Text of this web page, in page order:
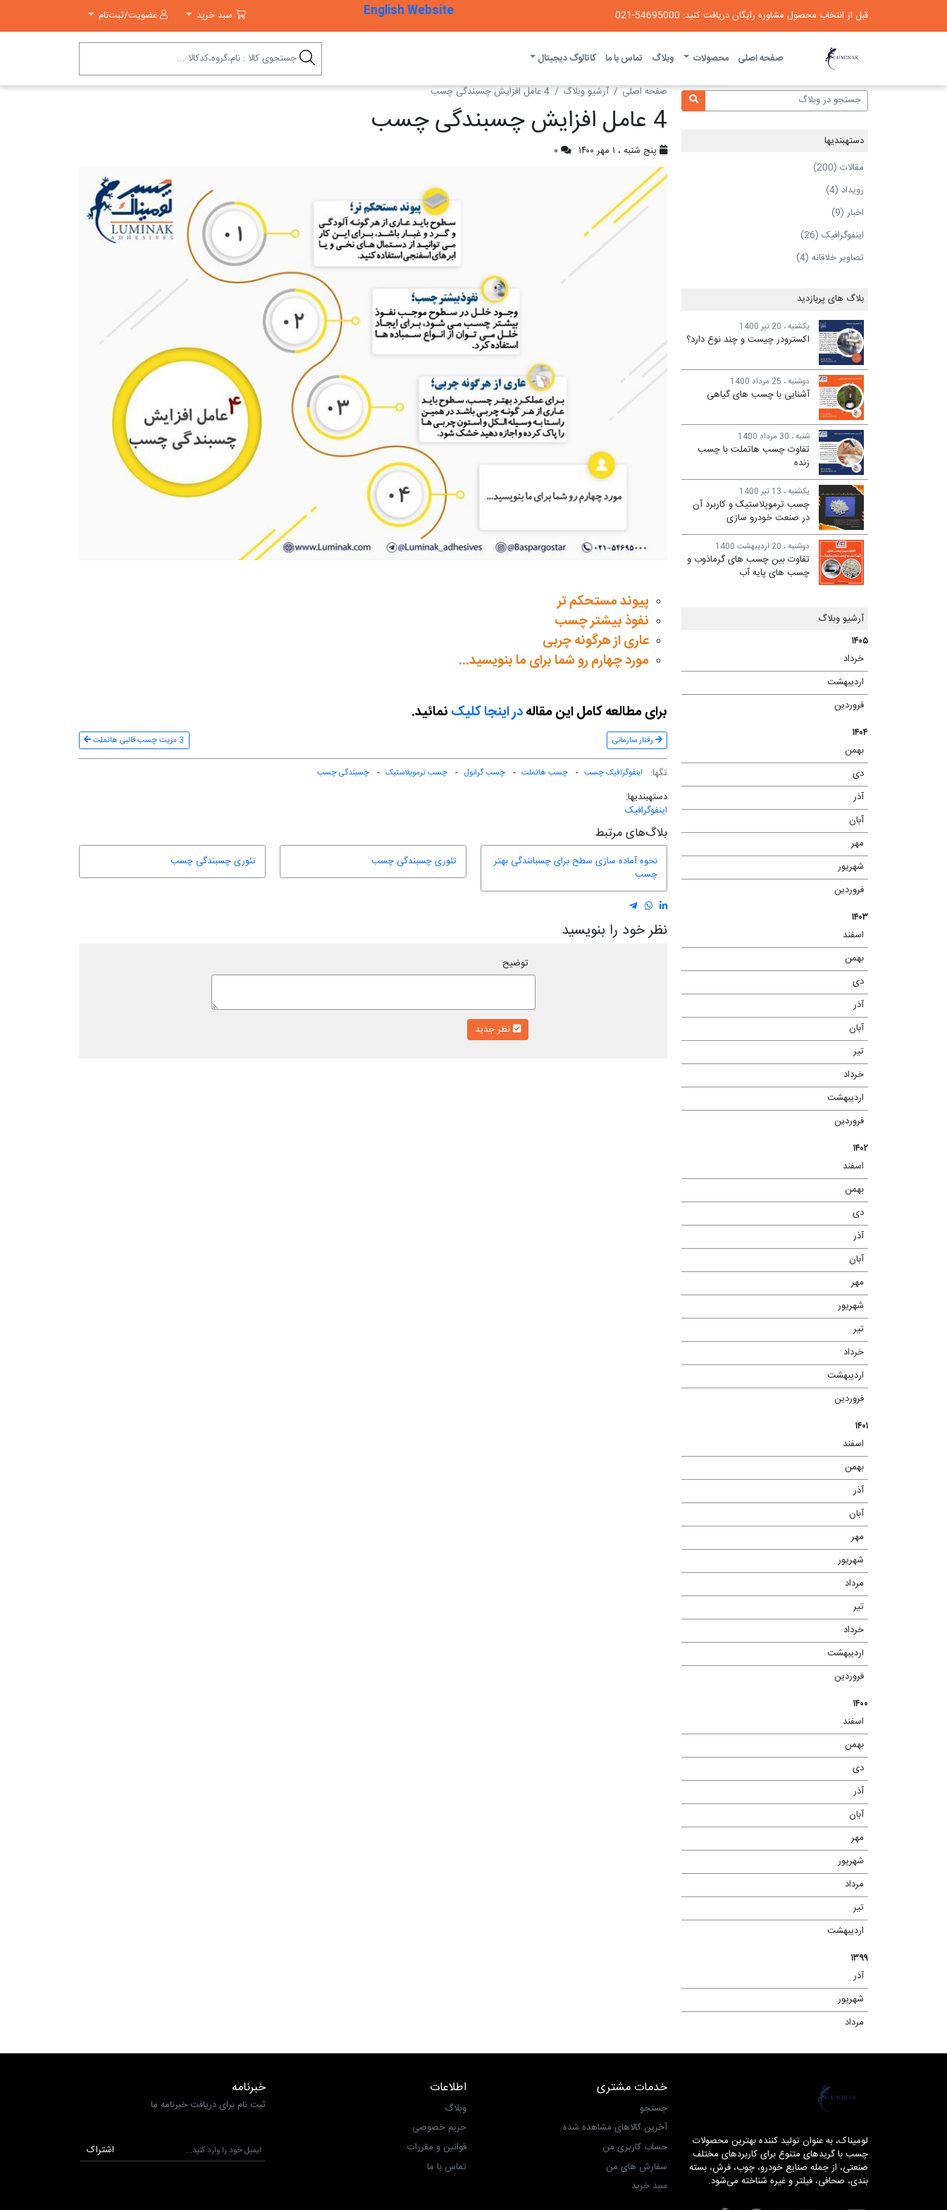
قبل از انتخاب محصول مشاوره رایگان دریافت کنید: 54695000-021 English Website سبد خرید
سبد خرید عضویت/ثبت‌نام
صفحه اصلی محصولات وبلاگ تماس با ما کاتالوگ دیجیتال
دسته‎بندی‎ها
مقالات (200)
رویداد (4)
اخبار (9)
اینفوگرافیک (26)
تصاویر خلاقانه (4)
بلاگ های پربازدید
یکشنبه ، 20 تیر 1400
اکسترودر چیست و چند نوع دارد؟
دوشنبه ، 25 مرداد 1400
آشنایی با چسب های گیاهی
شنبه ، 30 مرداد 1400
تفاوت چسب هاتملت با چسب
زنده
یکشنبه ، 13 تیر 1400
چسب ترموپلاستیک و کاربرد آن
در صنعت خودرو سازی
دوشنبه ، 20 اردیبهشت 1400
تفاوت بین چسب های گرماذوب و
چسب های پایه آب
آرشیو وبلاگ
۱۴۰۵
خرداد
اردیبهشت
فروردین
۱۴۰۴
بهمن
دی
آذر
آبان
مهر
شهریور
فروردین
۱۴۰۳
اسفند
بهمن
دی
آذر
آبان
تیر
خرداد
اردیبهشت
فروردین
۱۴۰۲
اسفند
بهمن
دی
آذر
آبان
مهر
شهریور
تیر
خرداد
اردیبهشت
فروردین
۱۴۰۱
اسفند
بهمن
آذر
آبان
مهر
شهریور
مرداد
تیر
خرداد
اردیبهشت
فروردین
۱۴۰۰
اسفند
بهمن
دی
آذر
آبان
مهر
شهریور
مرداد
تیر
اردیبهشت
۱۳۹۹
آذر
شهریور
مرداد
صفحه اصلی آرشیو وبلاگ 4 عامل افزایش چسبندگی چسب
4 عامل افزایش چسبندگی چسب
پنج شنبه ، ۱ مهر ۱۴۰۰
پیوند مستحکم تر
نفوذ بیشتر چسب
عاری از هرگونه چربی
مورد چهارم رو شما برای ما بنویسید...
برای مطالعه کامل این مقالهدر اینجا کلیک نمائید.
رفتار سازمانی 3 مزیت چسب قالبی هاتملت
تگ‎ها: اینفوگرافیک چسب چسب هاتملت چسب گرانول چسب ترموپلاستیک چسبندگی چسب
دسته‎بندی‎ها:
اینفوگرافیک
بلاگ‌های مرتبط
نحوه آماده سازی سطح برای چسبانندگی بهتر
چسب
تئوری چسبندگی چسب تئوری چسبندگی چسب
نظر خود را بنویسید
توضیح
نظر جدید
لومیناک
لومیناک، به عنوان تولید کننده بهترین محصولات
چسب با گریدهای متنوع برای کاربردهای مختلف
صنعتی، از جمله صنایع خودرو، چوب، فرش، بسته
بندی، صحافی، فیلتر و غیره شناخته می‌شود.
خدمات مشتری
جستجو
آخرین کالاهای مشاهده شده
حساب کاربری من
سفارش های من‎
سبد خرید
اطلاعات
وبلاگ
حریم خصوصی
قوانین و مقررات
تماس با ما
خبرنامه
ثبت نام برای دریافت خبرنامه ما
اشتراک